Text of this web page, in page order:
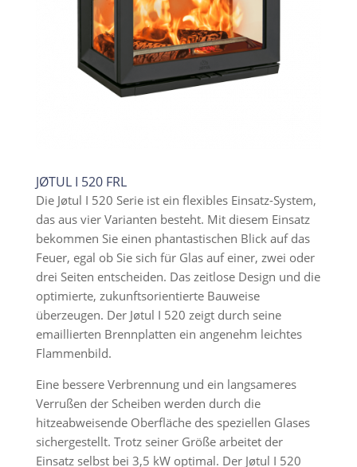
JØTUL I 520 FRL
Die Jøtul I 520 Serie ist ein flexibles Einsatz-System,
das aus vier Varianten besteht. Mit diesem Einsatz
bekommen Sie einen phantastischen Blick auf das
Feuer, egal ob Sie sich für Glas auf einer, zwei oder
drei Seiten entscheiden. Das zeitlose Design und die
optimierte, zukunftsorientierte Bauweise
überzeugen. Der Jøtul I 520 zeigt durch seine
emaillierten Brennplatten ein angenehm leichtes
Flammenbild.
Eine bessere Verbrennung und ein langsameres
Verrußen der Scheiben werden durch die
hitzeabweisende Oberfläche des speziellen Glases
sichergestellt. Trotz seiner Größe arbeitet der
Einsatz selbst bei 3,5 kW optimal. Der Jøtul I 520